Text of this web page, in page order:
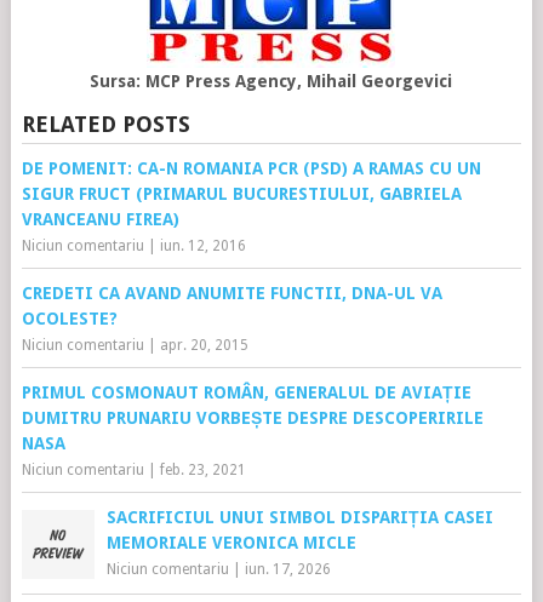
Sursa: MCP Press Agency, Mihail Georgevici
RELATED POSTS
DE POMENIT: CA-N ROMANIA PCR (PSD) A RAMAS CU UN
SIGUR FRUCT (PRIMARUL BUCURESTIULUI, GABRIELA
VRANCEANU FIREA)
Niciun comentariu iun. 12, 2016
CREDETI CA AVAND ANUMITE FUNCTII, DNA-UL VA
OCOLESTE?
Niciun comentariu apr. 20, 2015
PRIMUL COSMONAUT ROMÂN, GENERALUL DE AVIAȚIE
DUMITRU PRUNARIU VORBEȘTE DESPRE DESCOPERIRILE
NASA
Niciun comentariu feb. 23, 2021
SACRIFICIUL UNUI SIMBOL DISPARIȚIA CASEI
MEMORIALE VERONICA MICLE
Niciun comentariu iun. 17, 2026